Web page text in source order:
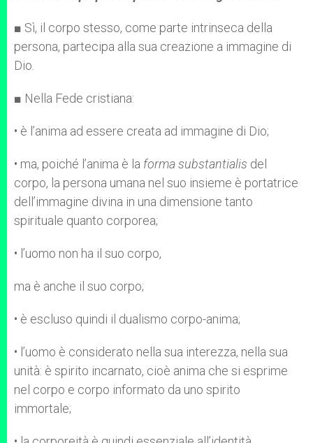
■ Sì, il corpo stesso, come parte intrinseca della
persona, partecipa alla sua creazione a immagine di
Dio.
■ Nella Fede cristiana:
• è l’anima ad essere creata ad immagine di Dio;
• ma, poiché l’anima è la forma sub­stantialis del
corpo, la persona umana nel suo insieme è portatrice
dell’immagine divina in una dimensione tanto
spirituale quanto corporea;
• l’uomo non ha il suo corpo,
ma è anche il suo corpo;
• è escluso quindi il dualismo corpo-anima;
• l’uomo è considerato nella sua inte­rezza, nella sua
unità: è spirito incarnato, cioè anima che si esprime
nel corpo e corpo informato da uno spirito
immortale;